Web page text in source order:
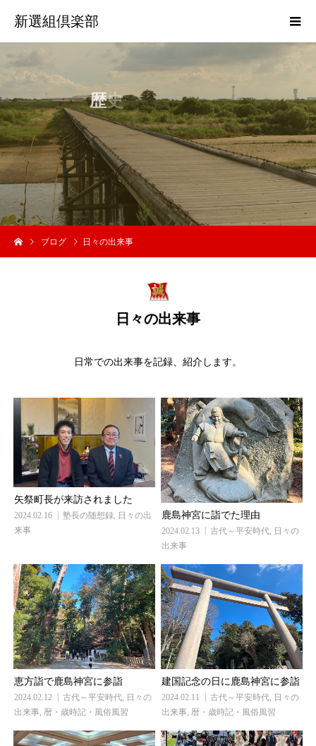
新選組倶楽部
歴史活動の中
ブログ 日々の出来事
日々の出来事
日常での出来事を記録、紹介します。
矢祭町長が来訪されました
2024.02.16 塾長の随想録, 日々の出
来事
鹿島神宮に詣でた理由
2024.02.13 古代～平安時代, 日々の
出来事
恵方詣で鹿島神宮に参詣
2024.02.12 古代～平安時代
日々の
出来事 暦・歳時記・風俗風習
建国記念の日に鹿島神宮に参詣
2024.02.11 古代～平安時代
日々の
出来事 暦・歳時記・風俗風習